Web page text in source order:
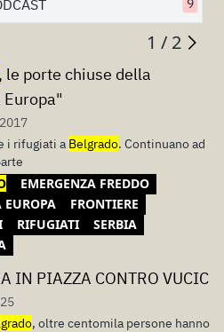
9
1 / 2
, le porte chiuse della
Europa"
i rifugiati a Belgrado. Continuano ad
EMERGENZA FREDDO
EUROPA
FRONTIERE
RIFUGIATI
SERBIA
IN PIAZZA CONTRO VUCIC
, oltre centomila persone hanno